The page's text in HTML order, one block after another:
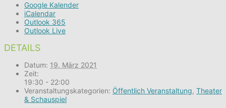
Google Kalender
iCalendar
Outlook 365
Outlook Live
DETAILS
Datum: 19. März 2021
Zeit:
19:30 - 22:00
Veranstaltungskategorien: Öffentlich Veranstaltung, Theater
& Schauspiel